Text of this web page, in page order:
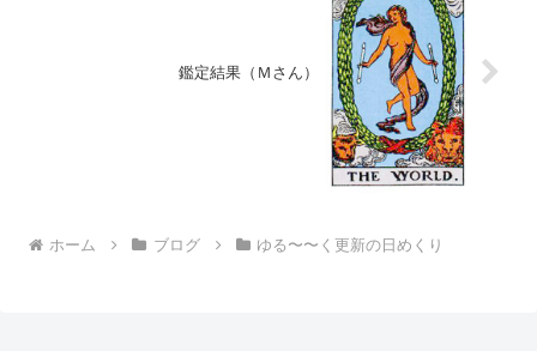
鑑定結果（Ｍさん）
ホーム ブログ ゆる〜〜く更新の日めくり